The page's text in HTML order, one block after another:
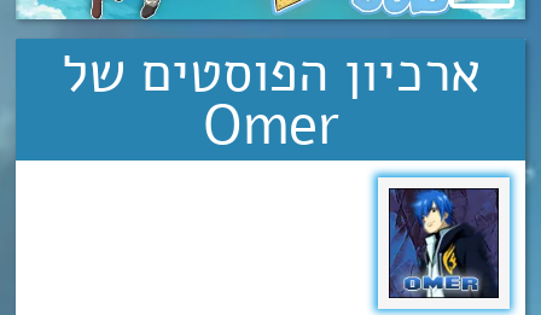
ארכיון הפוסטים של
Omer